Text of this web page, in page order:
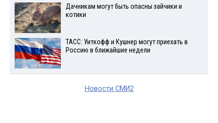
Дачникам могут быть опасны зайчики и
котики
ТАСС: Уиткофф и Кушнер могут приехать в
Россию в ближайшие недели
Новости СМИ2